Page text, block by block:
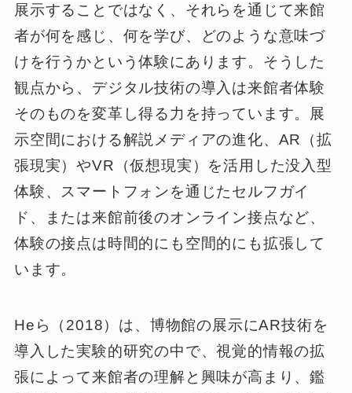
展示することではなく、それらを通じて来館
者が何を感じ、何を学び、どのような意味づ
けを行うかという体験にあります。そうした
観点から、デジタル技術の導入は来館者体験
そのものを変革し得る力を持っています。展
示空間における解説メディアの進化、AR（拡
張現実）やVR（仮想現実）を活用した没入型
体験、スマートフォンを通じたセルフガイ
ド、または来館前後のオンライン接点など、
体験の接点は時間的にも空間的にも拡張して
います。
Heら（2018）は、博物館の展示にAR技術を
導入した実験的研究の中で、視覚的情報の拡
張によって来館者の理解と興味が高まり、鑑